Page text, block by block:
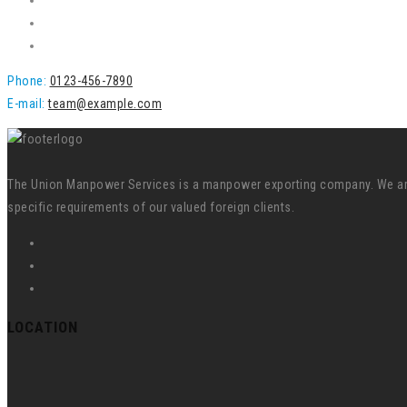
Phone: 0123-456-7890
E-mail: team@example.com
The Union Manpower Services is a manpower exporting company.
specific requirements of our valued foreign clients.
LOCATION